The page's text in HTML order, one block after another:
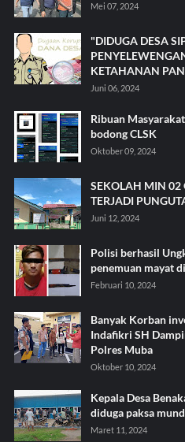
Mei 07, 2024
"DIDUGA DESA
KETAHANAN
Juni 06, 2024
Ribuan
bodong CLSK
Oktober 09, 2024
SEKOLAH MIN 02
TERJADI
Juni 12, 2024
Polisi berhasil
penemuan mayat
Februari 10, 2024
Banyak Korban
Indafikri SH
Polres Muba
Oktober 10, 2024
Kepala Desa
diduga paksa
Maret 11, 2024